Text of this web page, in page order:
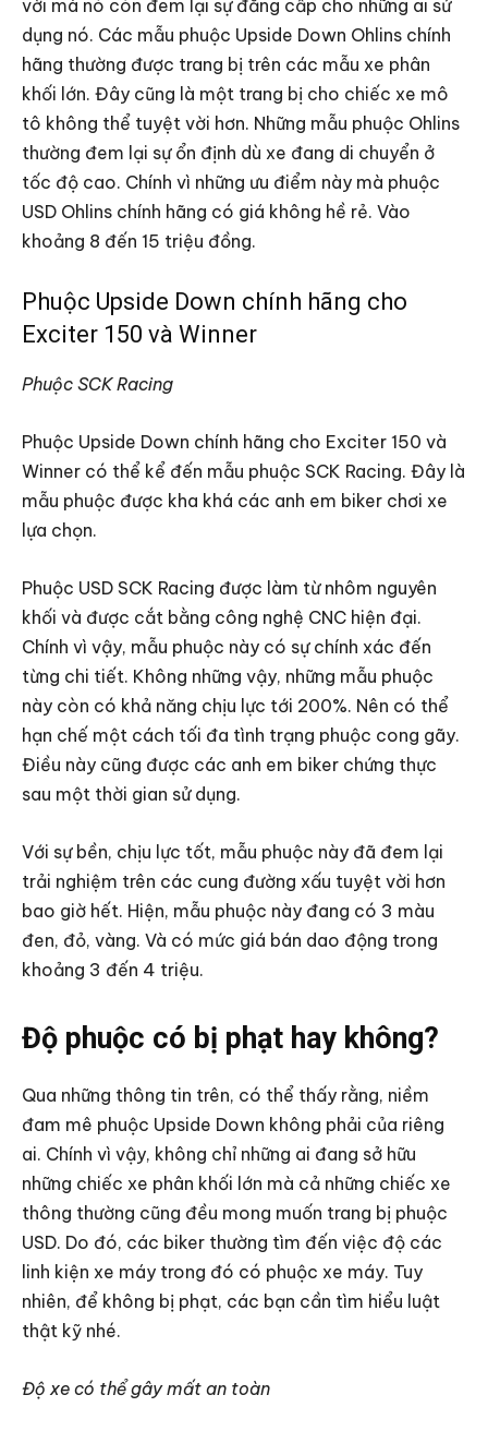
vời mà nó còn đem lại sự đẳng cấp cho những ai sử
dụng nó. Các mẫu phuộc Upside Down Ohlins chính
hãng thường được trang bị trên các mẫu xe phân
khối lớn. Đây cũng là một trang bị cho chiếc xe mô
tô không thể tuyệt vời hơn. Những mẫu phuộc Ohlins
thường đem lại sự ổn định dù xe đang di chuyển ở
tốc độ cao. Chính vì những ưu điểm này mà phuộc
USD Ohlins chính hãng có giá không hề rẻ. Vào
khoảng 8 đến 15 triệu đồng.
Phuộc Upside Down chính hãng cho
Exciter 150 và Winner
Phuộc SCK Racing
Phuộc Upside Down chính hãng cho Exciter 150 và
Winner có thể kể đến mẫu phuộc SCK Racing. Đây là
mẫu phuộc được kha khá các anh em biker chơi xe
lựa chọn.
Phuộc USD SCK Racing được làm từ nhôm nguyên
khối và được cắt bằng công nghệ CNC hiện đại.
Chính vì vậy, mẫu phuộc này có sự chính xác đến
từng chi tiết. Không những vậy, những mẫu phuộc
này còn có khả năng chịu lực tới 200%. Nên có thể
hạn chế một cách tối đa tình trạng phuộc cong gãy.
Điều này cũng được các anh em biker chứng thực
sau một thời gian sử dụng.
Với sự bền, chịu lực tốt, mẫu phuộc này đã đem lại
trải nghiệm trên các cung đường xấu tuyệt vời hơn
bao giờ hết. Hiện, mẫu phuộc này đang có 3 màu
đen, đỏ, vàng. Và có mức giá bán dao động trong
khoảng 3 đến 4 triệu.
Độ phuộc có bị phạt hay không?
Qua những thông tin trên, có thể thấy rằng, niềm
đam mê phuộc Upside Down không phải của riêng
ai. Chính vì vậy, không chỉ những ai đang sở hữu
những chiếc xe phân khối lớn mà cả những chiếc xe
thông thường cũng đều mong muốn trang bị phuộc
USD. Do đó, các biker thường tìm đến việc độ các
linh kiện xe máy trong đó có phuộc xe máy. Tuy
nhiên, để không bị phạt, các bạn cần tìm hiểu luật
thật kỹ nhé.
Độ xe có thể gây mất an toàn